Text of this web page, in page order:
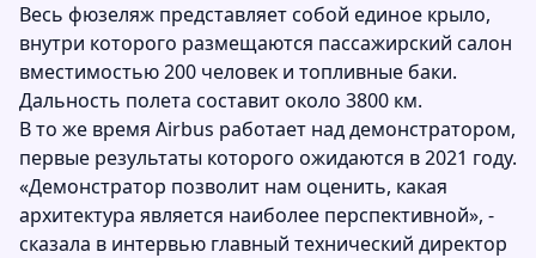
Весь фюзеляж представляет собой единое крыло,
внутри которого размещаются пассажирский салон
вместимостью 200 человек и топливные баки.
Дальность полета составит около 3800 км.
В то же время Airbus работает над демонстратором,
первые результаты которого ожидаются в 2021 году.
«Демонстратор позволит нам оценить, какая
архитектура является наиболее перспективной», -
сказала в интервью главный технический директор